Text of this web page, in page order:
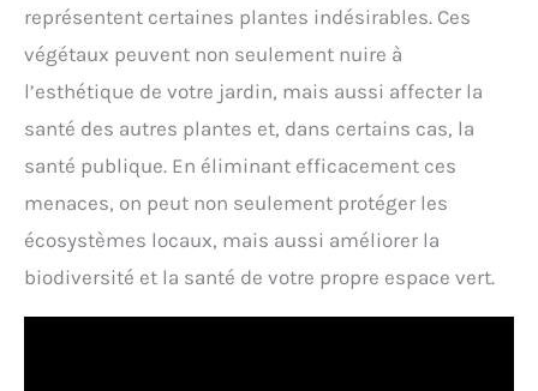
représentent certaines plantes indésirables. Ces
végétaux peuvent non seulement nuire à
l’esthétique de votre jardin, mais aussi affecter la
santé des autres plantes et, dans certains cas, la
santé publique. En éliminant efficacement ces
menaces, on peut non seulement protéger les
écosystèmes locaux, mais aussi améliorer la
biodiversité et la santé de votre propre espace vert.